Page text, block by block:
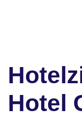
Hotel